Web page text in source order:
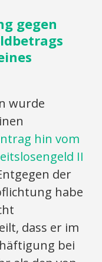
gegen
wurde
hin vom
II
der
habe
dass er im
bei